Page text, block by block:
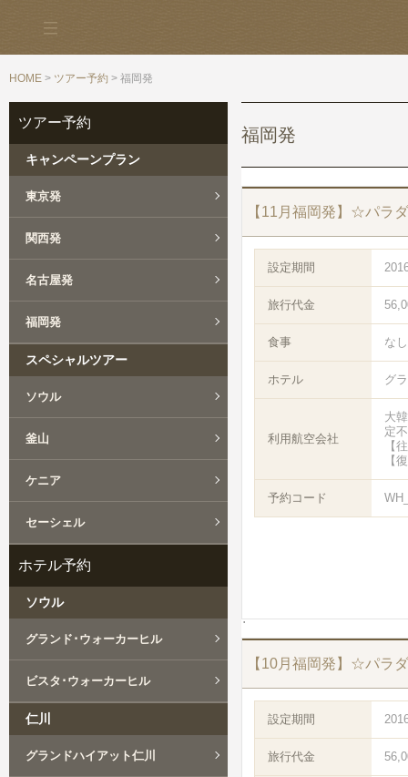
HOME > ツアー予約 > 福岡発
福岡発
【11月福岡発】☆パラ
設定期間
旅行代金
食事 なし
ホテル グ
利用航空会社
大
定
【
【
予約コード
【10月福岡発】☆パラ
設定期間
旅行代金
ツアー予約
キャンペーンプラン
東京発
関西発
名古屋発
福岡発
スペシャルツアー
ソウル
釜山
ケニア
セーシェル
ホテル予約
ソウル
グランド･ウォーカーヒル
ビスタ･ウォーカーヒル
仁川
グランドハイアット仁川